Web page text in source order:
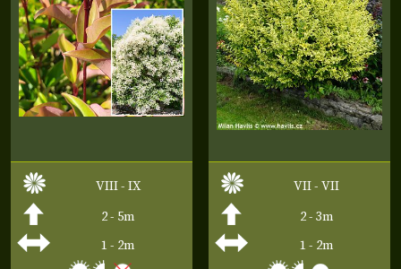
VIII - IX
2 - 5m
1 - 2m
VII - VII
2 - 3m
1 - 2m